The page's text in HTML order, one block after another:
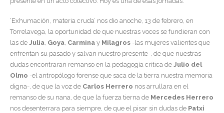
‘Exhumación, materia cruda’ nos dio anoche, 13 de febrero, en
Torrelavega, la oportunidad de que nuestras voces se fundieran con
las de Julia, Goya, Carmina y Milagros -las mujeres valientes que
enfrentan su pasado y salvan nuestro presente-, de que nuestras
dudas encontraran remanso en la pedagogía crítica de Julio del
Olmo -el antropólogo forense que saca de la tierra nuestra memoria
digna-, de que la voz de Carlos Herrero nos arrullara en el
remanso de su nana, de que la fuerza tierna de Mercedes Herrero
nos desenterrara para siempre, de que el pisar sin dudas de Patxi